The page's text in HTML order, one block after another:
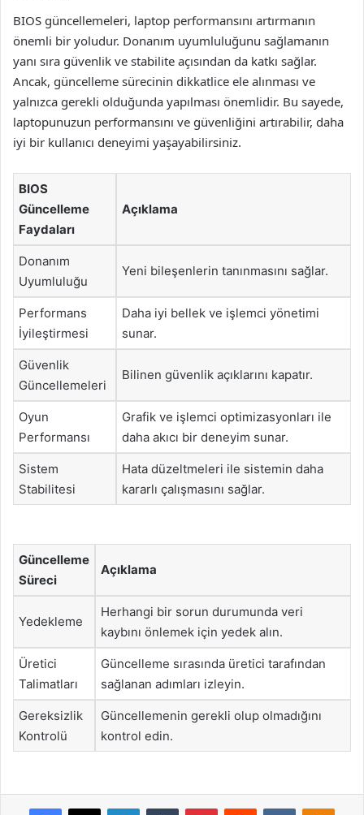
BIOS güncellemeleri, laptop performansını artırmanın
önemli bir yoludur. Donanım uyumluluğunu sağlamanın
yanı sıra güvenlik ve stabilite açısından da katkı sağlar.
Ancak, güncelleme sürecinin dikkatlice ele alınması ve
yalnızca gerekli olduğunda yapılması önemlidir. Bu sayede,
laptopunuzun performansını ve güvenliğini artırabilir, daha
iyi bir kullanıcı deneyimi yaşayabilirsiniz.
BIOS
Güncelleme
Faydaları
Açıklama
Donanım
Uyumluluğu
Yeni bileşenlerin tanınmasını sağlar.
Performans
İyileştirmesi
Daha iyi bellek ve işlemci yönetimi
sunar.
Güvenlik
Güncellemeleri
Bilinen güvenlik açıklarını kapatır.
Oyun
Performansı
Grafik ve işlemci optimizasyonları ile
daha akıcı bir deneyim sunar.
Sistem
Stabilitesi
Hata düzeltmeleri ile sistemin daha
kararlı çalışmasını sağlar.
Güncelleme
Süreci
Açıklama
Yedekleme
Herhangi bir sorun durumunda veri
kaybını önlemek için yedek alın.
Üretici
Talimatları
Güncelleme sırasında üretici tarafından
sağlanan adımları izleyin.
Gereksizlik
Kontrolü
Güncellemenin gerekli olup olmadığını
kontrol edin.
Facebook
X LinkedInTumblr PinterestReddit VKontakte